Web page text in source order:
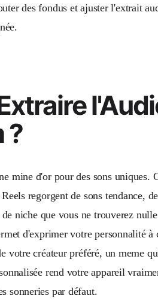
des fondus et ajuster l'extrait
?
mine d'or pour des sons uniques.
regorgent de sons tendance,
niche que vous ne trouverez
d'exprimer votre personnalité
votre créateur préféré, un meme
rend votre appareil
sonneries par défaut.